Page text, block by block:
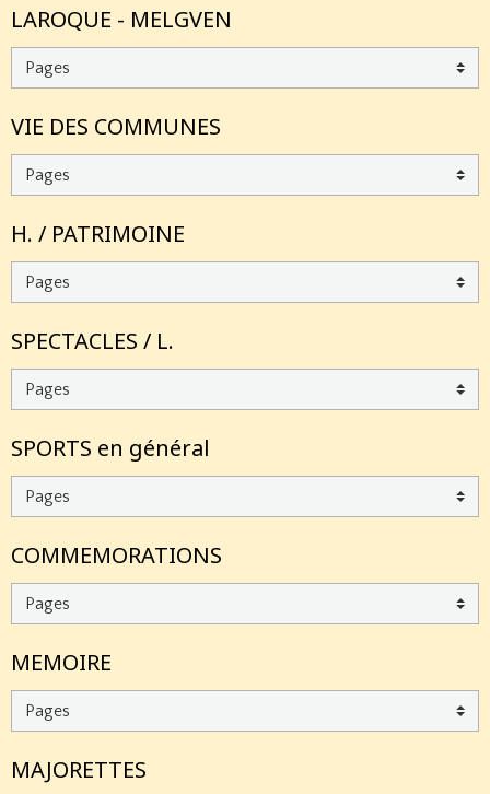
LAROQUE - MELGVEN
VIE DES COMMUNES
H. / PATRIMOINE
SPECTACLES / L.
SPORTS en général
COMMEMORATIONS
MEMOIRE
MAJORETTES